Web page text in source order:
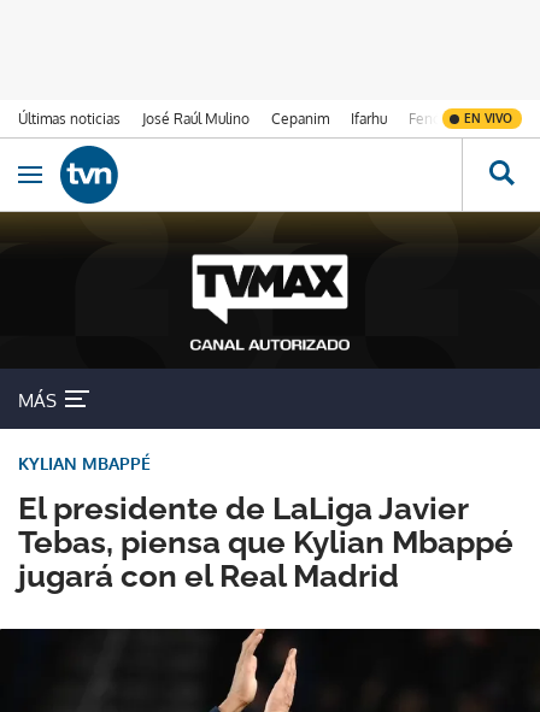
Últimas noticias José Raúl Mulino Cepanim Ifarhu Fenómeno de El
EN VIVO
Ir al contenido
Obrir navegació
MÁS
El presidente de LaLiga Javier
Tebas, piensa que Kylian Mbappé
jugará con el Real Madrid
KYLIAN MBAPPÉ